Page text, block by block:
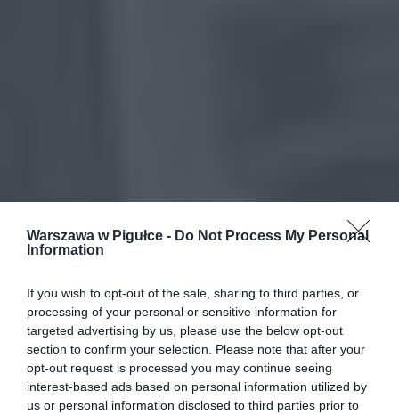
Warszawa w Pigułce - Do Not Process My Personal
Information
If you wish to opt-out of the sale, sharing to third parties, or
processing of your personal or sensitive information for
targeted advertising by us, please use the below opt-out
section to confirm your selection. Please note that after your
opt-out request is processed you may continue seeing
interest-based ads based on personal information utilized by
us or personal information disclosed to third parties prior to